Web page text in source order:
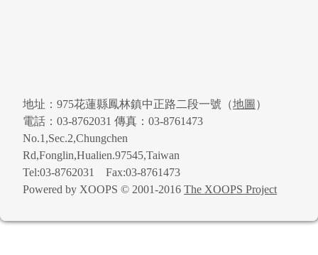
地址：975花蓮縣鳳林鎮中正路二段一號（ 地圖）
電話：03-8762031 傳真：03-8761473
No.1,Sec.2,Chungchen
Rd,Fonglin,Hualien.97545,Taiwan
Tel:03-8762031 Fax:03-8761473
Powered by XOOPS © 2001-2016 The XOOPS Project